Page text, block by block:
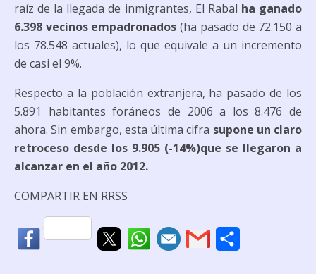
raíz de la llegada de inmigrantes, El Rabal ha ganado
6.398 vecinos empadronados (ha pasado de 72.150 a
los 78.548 actuales), lo que equivale a un incremento
de casi el 9%.
Respecto a la población extranjera, ha pasado de los
5.891 habitantes foráneos de 2006 a los 8.476 de
ahora. Sin embargo, esta última cifra supone un claro
retroceso desde los 9.905 (-14%)que se llegaron a
alcanzar en el año 2012.
COMPARTIR EN RRSS